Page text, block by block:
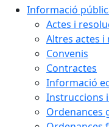
Informació
Actes i
Altres actes i
Convenis
Contractes
Informació
Instruccions
Ordenances